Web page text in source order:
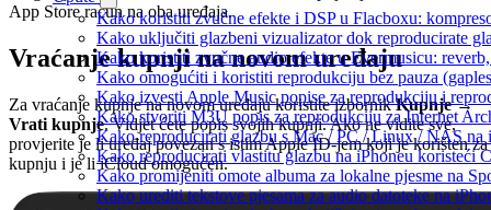
Kako koristiti zvučne efekte i DSP u Flacboxu:
Kako uključiti glazbeni vizualizator dok reproducirate
Kako koristiti zvučne audio efekte u Evermusicu:
Kako omogućiti i koristiti reprodukciju bez pauza
Kako izvesti Apple Music popise za reprodukciju i
Kako stvoriti M3U popis za reprodukciju za Internet
Kako reproducirati glazbu s Mac / PC / Linux / NAS
Kako reproducirati vlastitu glazbu na iPhoneu koristeći
Kako promijeniti omote albuma za lokalne pjesme na
Kako urediti tekstove pjesama za audio datoteke na
App Store račun na oba uređaja.
Vraćanje kupnji na novom uređaju
Za vraćanje kupnje na novom uređaju koristite izbornikKupnje →
Vrati kupnje. Vidjet ćete popis svojih kupnji. Ako ne vidite sve,
provjerite je li uređaj povezan s istim Apple ID-jem koji je korišten za
kupnju i je li iCloud omogućen.